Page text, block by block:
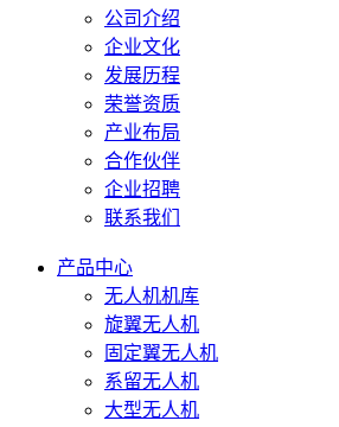
公司介绍
企业文化
发展历程
荣誉资质
产业布局
合作伙伴
企业招聘
联系我们
产品中心
无人机机库
旋翼无人机
固定翼无人机
系留无人机
大型无人机